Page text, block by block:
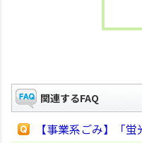
関連するFAQ
【事業系ごみ】「